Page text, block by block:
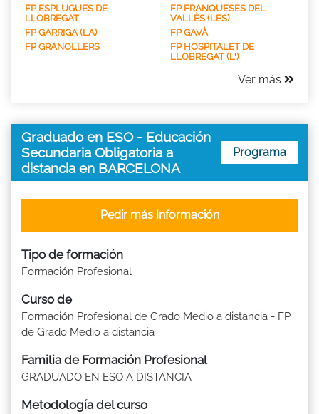
FP ESPLUGUES DE
LLOBREGAT
FP FRANQUESES DEL
VALLÈS (LES)
FP GARRIGA (LA)
FP GAVÀ
FP GRANOLLERS
FP HOSPITALET DE
LLOBREGAT (L')
Ver más
Graduado en ESO - Educación
Secundaria Obligatoria a
distancia en BARCELONA
Programa
Tipo de formación
Formación Profesional
Curso de
Formación Profesional de Grado Medio a distancia - FP
de Grado Medio a distancia
Familia de Formación Profesional
GRADUADO EN ESO A DISTANCIA
Metodología del curso
Pedir más Información